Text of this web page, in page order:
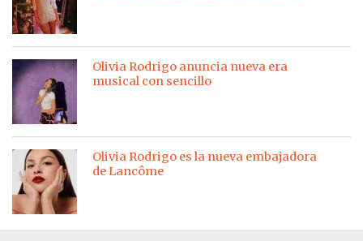
Olivia Rodrigo anuncia nueva era
musical con sencillo
Olivia Rodrigo es la nueva embajadora
de Lancôme